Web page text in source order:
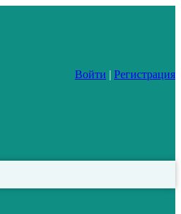
Войти | Регистрация